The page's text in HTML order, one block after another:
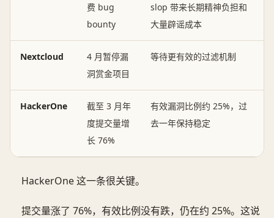
费 bug
bounty
slop 带来长期精神负担和
大量辟谣成本
Nextcloud
4 月暂停漏
洞赏金项目
等待更有效的过滤机制
HackerOne
截至 3 月年
度提交量增
长 76%
有效漏洞比例约 25%，过
去一年保持稳定
HackerOne 这一条很关键。
提交量涨了 76%，有效比例没有跌，仍在约 25%。这说